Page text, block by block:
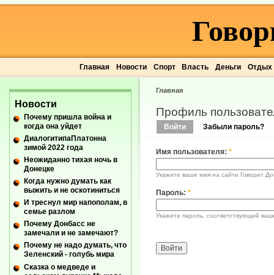
Главная Новости Спорт Власть Деньги Отдых
Главная
Профиль
Войти Забыли пароль?
Имя пользователя: *
Укажите ваше имя на сайте Говорит
Пароль: *
Укажите пароль, соответствующий
Новости
Почему пришла война и
когда она уйдет
ДиалогитипаПлатонна
зимой 2022 года
Неожиданно тихая ночь в
Донецке
Когда нужно думать как
выжить и не оскотиниться
И треснул мир напополам, в
семье разлом
Почему Донбасс не
замечали и не замечают?
Почему не надо думать, что
Зеленский - голубь мира
Сказка о медведе и